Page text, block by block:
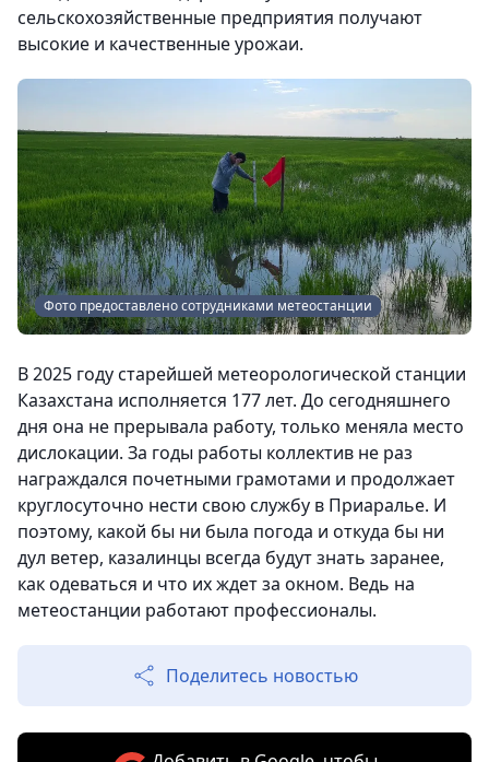
сельскохозяйственные предприятия получают
высокие и качественные урожаи.
Фото предоставлено сотрудниками метеостанции
В 2025 году старейшей метеорологической станции
Казахстана исполняется 177 лет. До сегодняшнего
дня она не прерывала работу, только меняла место
дислокации. За годы работы коллектив не раз
награждался почетными грамотами и продолжает
круглосуточно нести свою службу в Приаралье. И
поэтому, какой бы ни была погода и откуда бы ни
дул ветер, казалинцы всегда будут знать заранее,
как одеваться и что их ждет за окном. Ведь на
метеостанции работают профессионалы.
Поделитесь новостью